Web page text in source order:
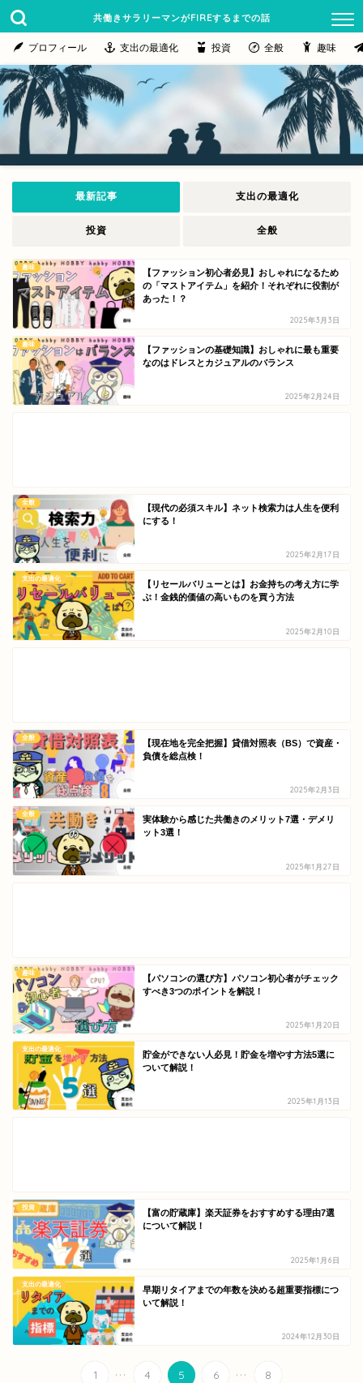
共働きサラリーマンがFIREするまでの話
プロフィール 支出の最適化 投資 全般 趣味
最新記事 支出の最適化
投資 全般
趣味
【ファッション初心者必見】おしゃれになるため
の「マストアイテム」を紹介！それぞれに役割が
あった！？
2025年3月3日
趣味
【ファッションの基礎知識】おしゃれに最も重要
なのはドレスとカジュアルのバランス
2025年2月24日
全般
【現代の必須スキル】ネット検索力は人生を便利
にする！
2025年2月17日
支出の最適化
【リセールバリューとは】お金持ちの考え方に学
ぶ！金銭的価値の高いものを買う方法
2025年2月10日
全般
【現在地を完全把握】貸借対照表（BS）で資産・
負債を総点検！
2025年2月3日
全般
実体験から感じた共働きのメリット7選・デメリ
ット3選！
2025年1月27日
趣味
【パソコンの選び方】パソコン初心者がチェック
すべき3つのポイントを解説！
2025年1月20日
支出の最適化
貯金ができない人必見！貯金を増やす方法5選に
ついて解説！
2025年1月13日
投資
【富の貯蔵庫】楽天証券をおすすめする理由7選
について解説！
2025年1月6日
支出の最適化
早期リタイアまでの年数を決める超重要指標につ
いて解説！
2024年12月30日
1 ... 4 5 6 ... 8